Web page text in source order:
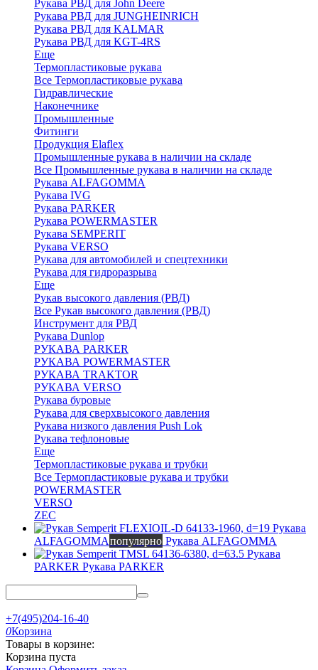
Рукава РВД для John Deere
Рукава РВД для JUNGHEINRICH
Рукава РВД для KALMAR
Рукава РВД для KGT-4RS
Еще
Термопластиковые рукава
Все Термопластиковые рукава
Гидравлические
Наконечнике
Промышленные
Фитинги
Продукция Elaflex
Промышленные рукава в наличии на складе
Все Промышленные рукава в наличии на складе
Рукава ALFAGOMMA
Рукава IVG
Рукава PARKER
Рукава POWERMASTER
Рукава SEMPERIT
Рукава VERSO
Рукава для автомобилей и спецтехники
Рукава для гидроразрыва
Еще
Рукав высокого давления (РВД)
Все Рукав высокого давления (РВД)
Инструмент для РВД
Рукава Dunlop
РУКАВА PARKER
РУКАВА POWERMASTER
РУКАВА TRAKTOR
РУКАВА VERSO
Рукава буровые
Рукава для сверхвысокого давления
Рукава низкого давления Push Lok
Рукава тефлоновые
Еще
Термопластиковые рукава и трубки
Все Термопластиковые рукава и трубки
POWERMASTER
VERSO
ZEC
Рукава
ALFAGOMMAпопулярно Рукава ALFAGOMMA
Рукава
PARKER Рукава PARKER
+7(495)204-16-40
0Корзина
Товары в корзине:
Корзина пуста